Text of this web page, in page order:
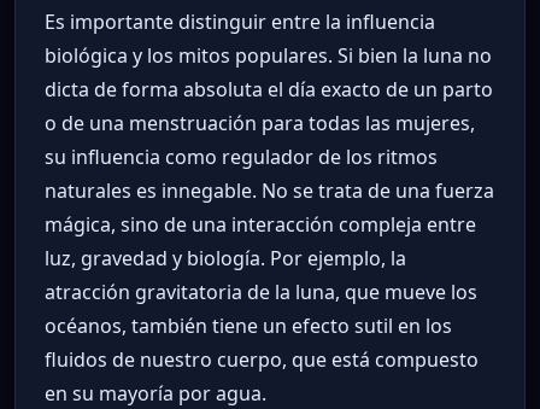
Es importante distinguir entre la influencia
biológica y los mitos populares. Si bien la luna no
dicta de forma absoluta el día exacto de un parto
o de una menstruación para todas las mujeres,
su influencia como regulador de los ritmos
naturales es innegable. No se trata de una fuerza
mágica, sino de una interacción compleja entre
luz, gravedad y biología. Por ejemplo, la
atracción gravitatoria de la luna, que mueve los
océanos, también tiene un efecto sutil en los
fluidos de nuestro cuerpo, que está compuesto
en su mayoría por agua.